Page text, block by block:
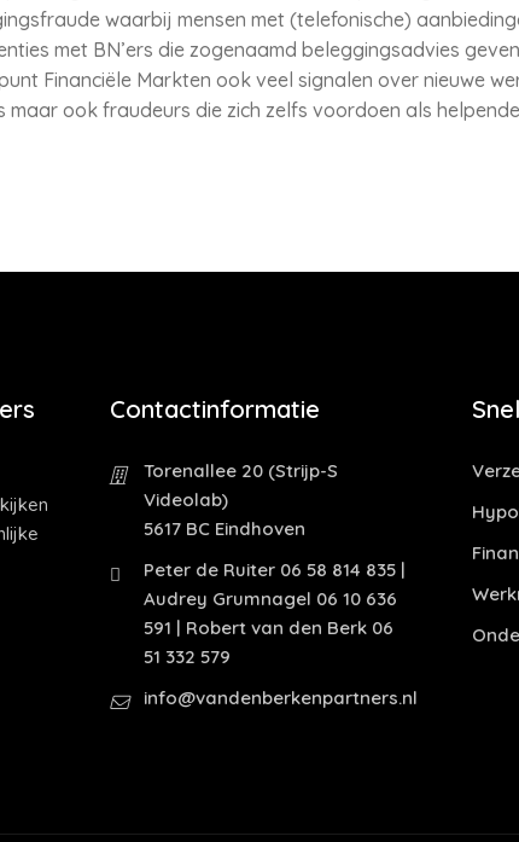
waarbij mensen met (telefonische)
met BN’ers die zogenaamd beleggingsadvies
Financiële Markten ook veel signalen over nieuwe
ook fraudeurs die zich zelfs voordoen als
Contactinformatie
Torenallee 20 (Strijp-S
Videolab)
5617 BC Eindhoven
Peter de Ruiter 06 58 814 835 |
Audrey Grumnagel 06 10 636
591 | Robert van den Berk 06
51 332 579
info@vandenberkenpartners.nl